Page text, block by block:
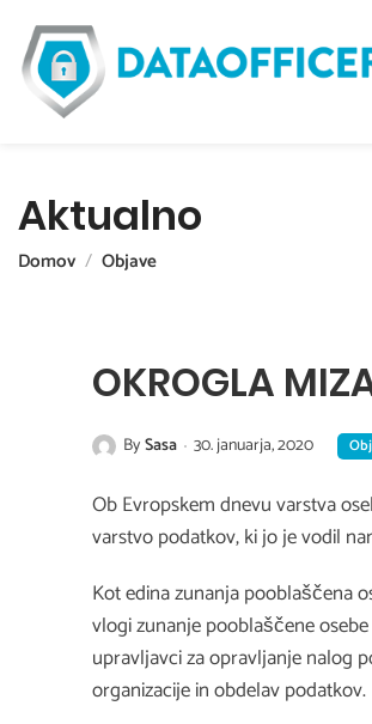
Aktualno
Domov Objave
OKROGLA
BySasa 30. januarja, 2020
Ob Evropskem dnevu varstva
varstvo podatkov, ki jo je vodil
Kot edina zunanja pooblaščena
vlogi zunanje pooblaščene
upravljavci za opravljanje nalog
organizacije in obdelav podatkov.